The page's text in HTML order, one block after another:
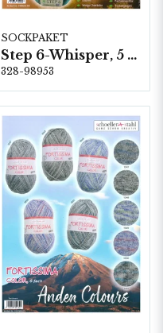
SOCKPAKET
Step 6-Whisper, 5 färger á 1,5 kg.
328-98953